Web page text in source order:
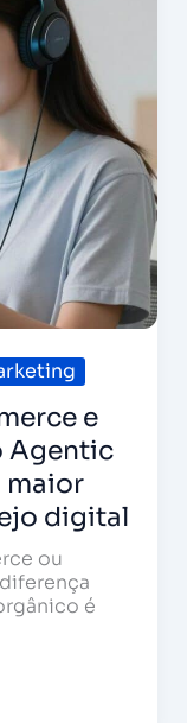
e
Agentic
maior
digital
ou
é